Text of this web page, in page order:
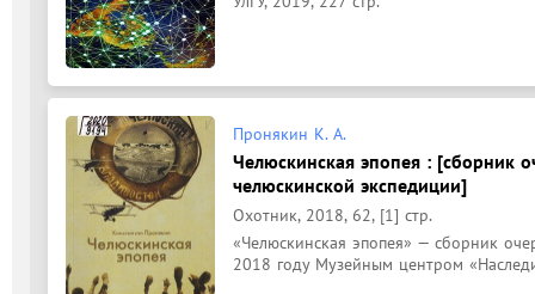
Пронякин К. А.
Челюскинская эпопея : [сборник
челюскинской экспедиции]
Охотник, 2018, 62, [1] стр.
«Челюскинская эпопея» — сборник
2018 году Музейным центром